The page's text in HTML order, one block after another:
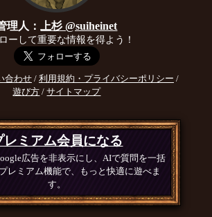
理人：上杉 @suiheinet
ーして重要な情報を得よう！
合わせ/ 利用規約・プライバシーポリシー /
遊び方 /サイトマップ
レミアム会員になる
広告を非表示にし、AIで質問を一括
レミアム機能で、もっと快適に遊べま
す。